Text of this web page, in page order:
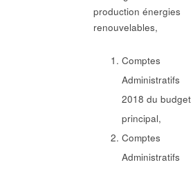
production énergies
renouvelables,
Comptes
Administratifs
2018 du budget
principal,
Comptes
Administratifs